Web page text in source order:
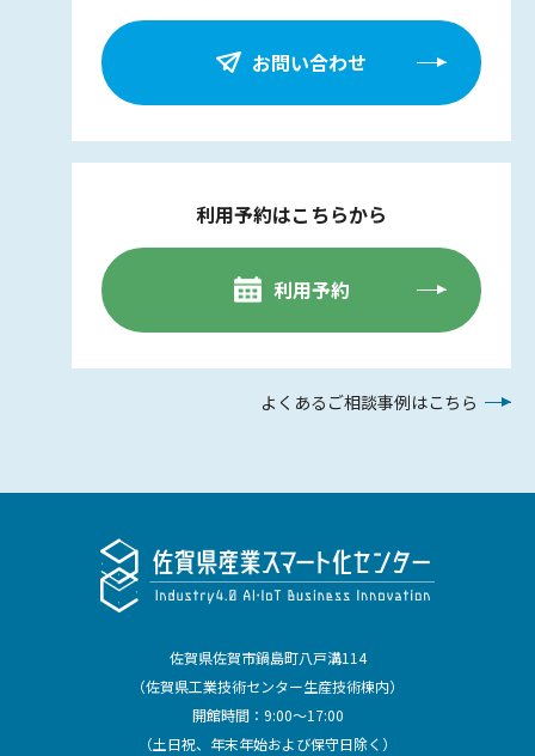
お問い合わせ
利用予約はこちらから
利用予約
よくあるご相談事例はこちら
佐賀県佐賀市鍋島町八戸溝114
（佐賀県工業技術センター生産技術棟内）
開館時間：9:00～17:00
（土日祝、年末年始および保守日除く）